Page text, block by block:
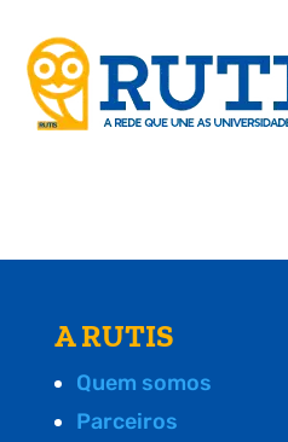
A RUTIS
Quem somos
Parceiros